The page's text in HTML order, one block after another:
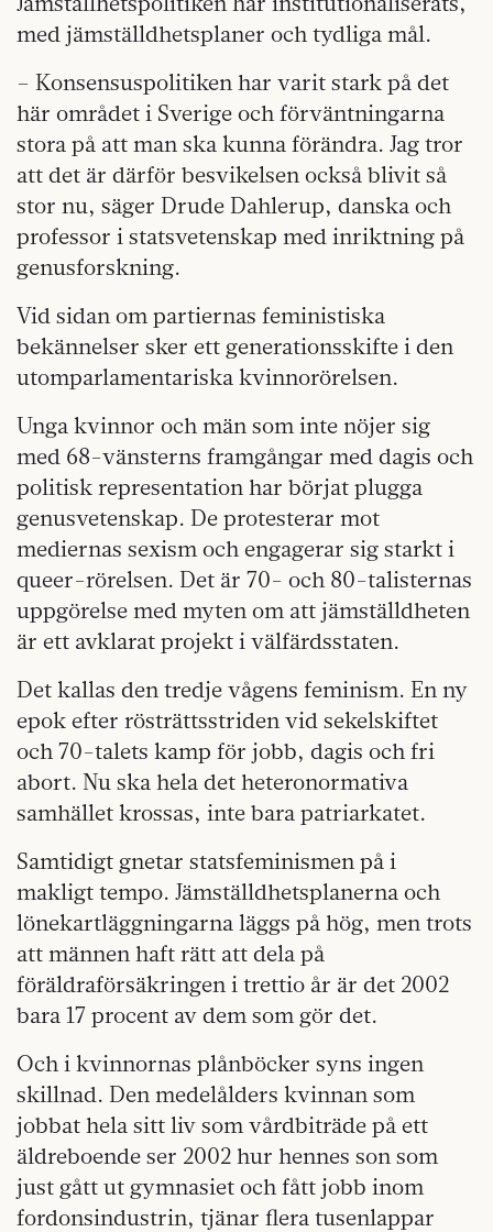
med jämställdhetsplaner och tydliga mål.
– Konsensuspolitiken har varit stark på det
här området i Sverige och förväntningarna
stora på att man ska kunna förändra. Jag tror
att det är därför besvikelsen också blivit så
stor nu, säger Drude Dahlerup, danska och
professor i statsvetenskap med inriktning på
genusforskning.
Vid sidan om partiernas feministiska
bekännelser sker ett generationsskifte i den
utomparlamentariska kvinnorörelsen.
Unga kvinnor och män som inte nöjer sig
med 68-vänsterns framgångar med dagis och
politisk representation har börjat plugga
genusvetenskap. De protesterar mot
mediernas sexism och engagerar sig starkt i
queer-rörelsen. Det är 70- och 80-talisternas
uppgörelse med myten om att jämställdheten
är ett avklarat projekt i välfärdsstaten.
Det kallas den tredje vågens feminism. En ny
epok efter rösträttsstriden vid sekelskiftet
och 70-talets kamp för jobb, dagis och fri
abort. Nu ska hela det heteronormativa
samhället krossas, inte bara patriarkatet.
Samtidigt gnetar statsfeminismen på i
makligt tempo. Jämställdhetsplanerna och
lönekartläggningarna läggs på hög, men trots
att männen haft rätt att dela på
föräldraförsäkringen i trettio år är det 2002
bara 17 procent av dem som gör det.
Och i kvinnornas plånböcker syns ingen
skillnad. Den medelålders kvinnan som
jobbat hela sitt liv som vårdbiträde på ett
äldreboende ser 2002 hur hennes son som
just gått ut gymnasiet och fått jobb inom
fordonsindustrin, tjänar flera tusenlappar